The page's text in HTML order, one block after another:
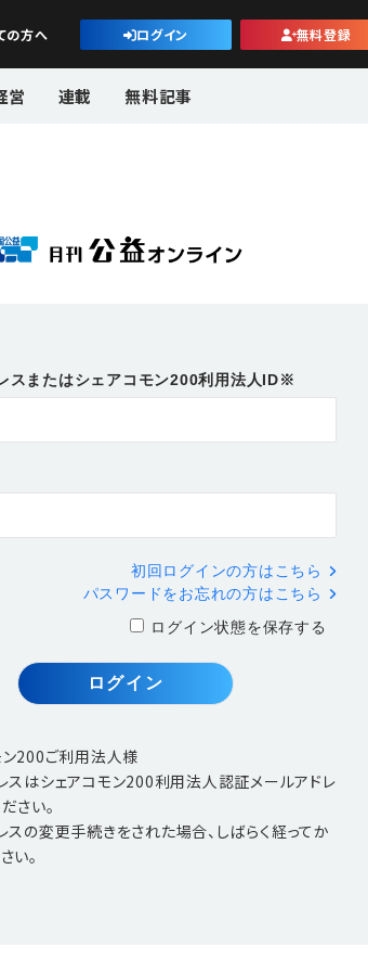
公益・一般法人オンライン
の方へ ログイン 無料登録
営 連載 無料記事
スまたはシェアコモン200利用法人ID※
初回ログインの方はこちら
パスワードをお忘れの方はこちら
ログイン状態を保存する
200ご利用法人様
スはシェアコモン200利用法人認証メールアドレ
さい。
スの変更手続きをされた場合、しばらく経ってか
い。